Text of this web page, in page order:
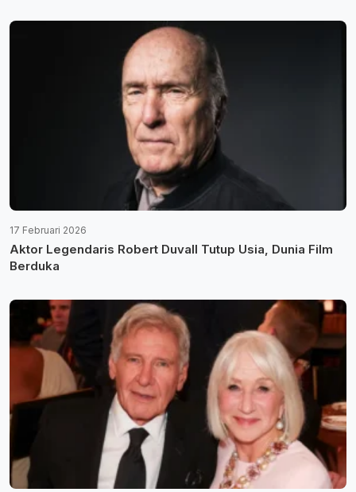
17 Februari 2026
Aktor Legendaris Robert Duvall Tutup Usia, Dunia Film
Berduka